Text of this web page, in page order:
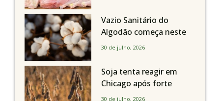
Vazio Sanitário do
Algodão começa neste
sábado, dia 1º de agosto,
Paulo
30 de julho, 2026
Soja tenta reagir em
Chicago após forte
liquidação; portos
30 de julho, 2026